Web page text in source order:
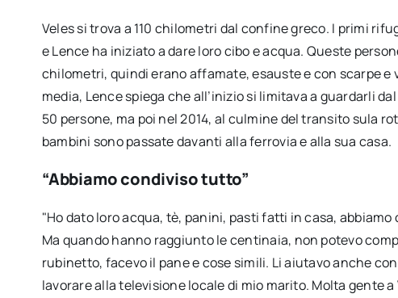
Veles si trova a 110 chilometri dal confine greco. I primi
e Lence ha iniziato a dare loro cibo e acqua. Queste
chilometri, quindi erano affamate, esauste e con scarpe
media, Lence spiega che all’inizio si limitava a guardarli
50 persone, ma poi nel 2014, al culmine del transito sula
bambini sono passate davanti alla ferrovia e alla sua casa.
“Abbiamo condiviso tutto”
"Ho dato loro acqua, tè, panini, pasti fatti in casa,
Ma quando hanno raggiunto le centinaia, non potevo
rubinetto, facevo il pane e cose simili. Li aiutavo anche
lavorare alla televisione locale di mio marito. Molta gente